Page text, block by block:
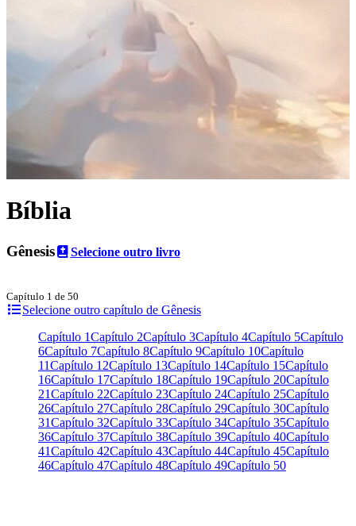
Bíblia
Gênesis Selecione outro livro
Capítulo 1 de 50
Selecione outro capítulo de Gênesis
Capítulo 1Capítulo 2Capítulo 3Capítulo 4Capítulo 5Capítulo
6Capítulo 7Capítulo 8Capítulo 9Capítulo 10Capítulo
11Capítulo 12Capítulo 13Capítulo 14Capítulo 15Capítulo
16Capítulo 17Capítulo 18Capítulo 19Capítulo 20Capítulo
21Capítulo 22Capítulo 23Capítulo 24Capítulo 25Capítulo
26Capítulo 27Capítulo 28Capítulo 29Capítulo 30Capítulo
31Capítulo 32Capítulo 33Capítulo 34Capítulo 35Capítulo
36Capítulo 37Capítulo 38Capítulo 39Capítulo 40Capítulo
41Capítulo 42Capítulo 43Capítulo 44Capítulo 45Capítulo
46Capítulo 47Capítulo 48Capítulo 49Capítulo 50